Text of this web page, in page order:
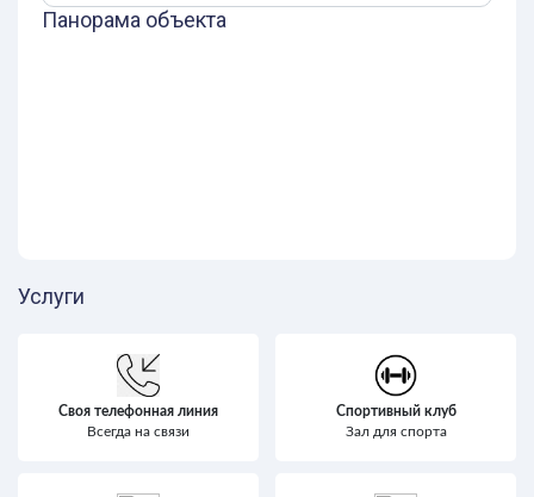
Панорама объекта
Услуги
Своя телефонная линия
Всегда на связи
Спортивный клуб
Зал для спорта